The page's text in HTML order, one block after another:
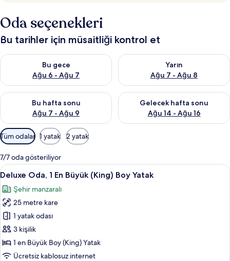
Oda seçenekleri
Bu tarihler için müsaitliği kontrol et
Bu gece
Ağu 6 - Ağu 7
Bu gece için müsaitliği kontrol et Ağu 6 - Ağu 7
Yarın
Ağu 7 - Ağu 8
Yarın için müsaitliği kontrol
Bu hafta sonu
Ağu 7 - Ağu 9
Bu hafta sonu için müsaitliği kontrol et Ağu 7 - Ağu 9
Gelecek hafta sonu
Ağu 14 - Ağu 16
Önümüzdeki hafta sonu için
Odalar
için
mevcut
filtreler
Tüm odalar 1 yatak 2 yatak
7/7 oda gösteriliyor
Deluxe
Oda,
1
En
Büyük
(King)
Boy
Yatak
Minibar, odada kasa, masa, güneşlik/
5
Deluxe Oda, 1 En Büyük (King) Boy Yatak
Şehir manzaralı
25 metre kare
1 yatak odası
3 kişilik
1 en Büyük Boy (King) Yatak
Ücretsiz kablosuz internet